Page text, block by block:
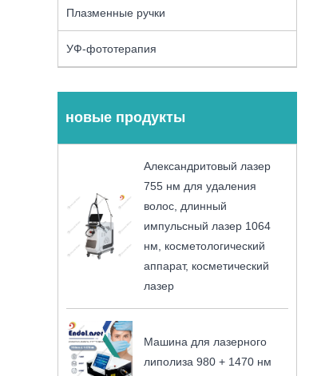
Плазменные ручки
УФ-фототерапия
новые продукты
Александритовый лазер
755 нм для удаления
волос, длинный
импульсный лазер 1064
нм, косметологический
аппарат, косметический
лазер
Машина для лазерного
липолиза 980 + 1470 нм